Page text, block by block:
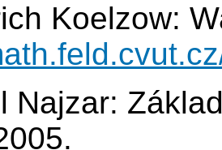
Koelzow:
Najzar: